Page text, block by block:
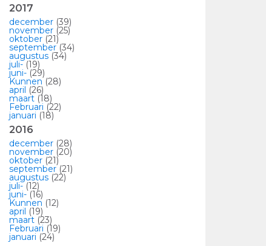
2017
december (39)
november (25)
oktober (21)
september(34)
augustus (34)
juli-(19)
juni-(29)
Kunnen(28)
april (26)
maart (18)
Februari (22)
januari (18)
2016
december (28)
november (20)
oktober (21)
september(21)
augustus (22)
juli-(12)
juni-(16)
Kunnen (12)
april (19)
maart (23)
Februari (19)
januari (24)